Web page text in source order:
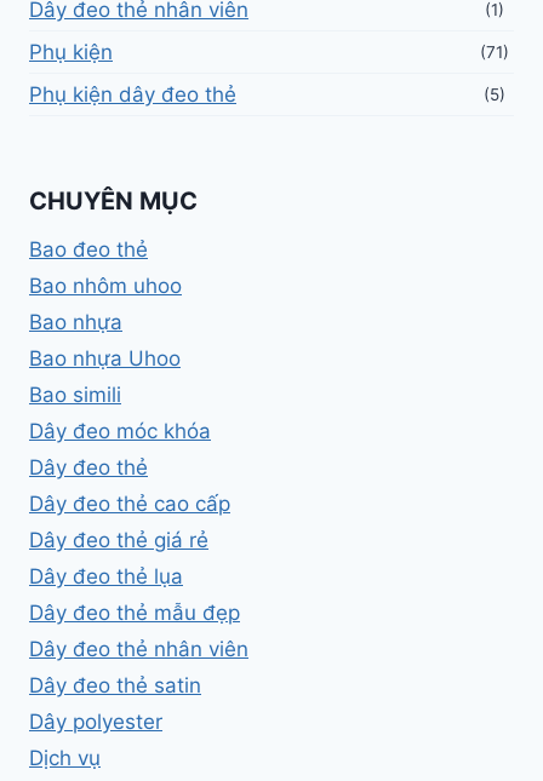
Dây đeo thẻ nhân viên (1)
Phụ kiện (71)
Phụ kiện dây đeo thẻ (5)
CHUYÊN MỤC
Bao đeo thẻ
Bao nhôm uhoo
Bao nhựa
Bao nhựa Uhoo
Bao simili
Dây đeo móc khóa
Dây đeo thẻ
Dây đeo thẻ cao cấp
Dây đeo thẻ giá rẻ
Dây đeo thẻ lụa
Dây đeo thẻ mẫu đẹp
Dây đeo thẻ nhân viên
Dây đeo thẻ satin
Dây polyester
Dịch vụ